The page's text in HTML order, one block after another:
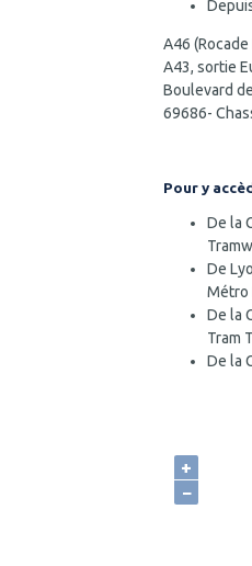
A46
A43, sortie
Boulevard
69686-
Pour y
De la
De
Métro
De la
Tram
De la
+
−